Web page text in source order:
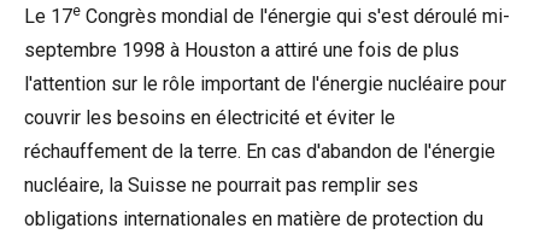
Le 17e Congrès mondial de l'énergie qui s'est déroulé mi-
septembre 1998 à Houston a attiré une fois de plus
l'attention sur le rôle important de l'énergie nucléaire pour
couvrir les besoins en électricité et éviter le
réchauffement de la terre. En cas d'abandon de l'énergie
nucléaire, la Suisse ne pourrait pas remplir ses
obligations internationales en matière de protection du